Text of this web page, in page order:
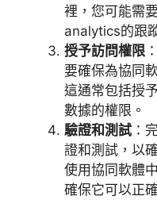
裡，您可能需
analytics的跟
授予訪問權限
要確保為協同
這通常包括授
數據的權限。
驗證和測試 ：
證和測試，以
使用協同軟體
確保它可以正